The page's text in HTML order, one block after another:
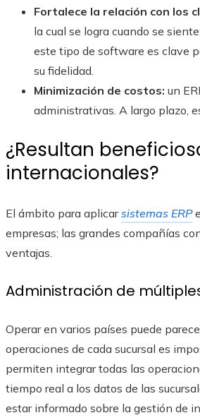
Fortalece la relación con los
la cual se logra cuando se
este tipo de software es clave
su fidelidad.
Minimización de costos: un
administrativas. A largo plazo,
¿Resultan
internacionales?
El ámbito para aplicarsistemas ERP
empresas; las grandes compañías
ventajas.
Administración de
Operar en varios países puede
operaciones de cada sucursal es
permiten integrar todas las
tiempo real a los datos de las
estar informado sobre la gestión de